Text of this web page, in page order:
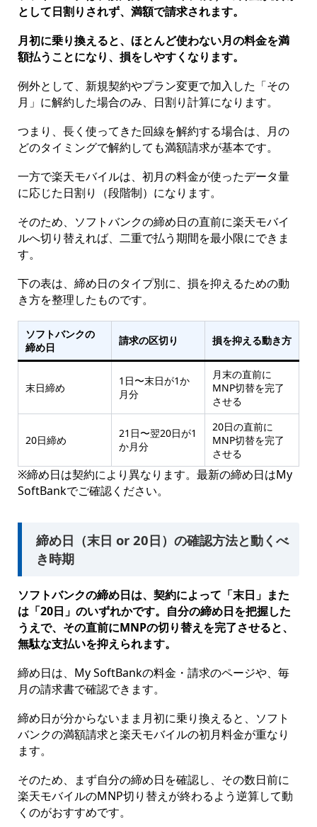
として日割りされず、満額で請求されます。
月初に乗り換えると、ほとんど使わない月の料金を満
額払うことになり、損をしやすくなります。
例外として、新規契約やプラン変更で加入した「その
月」に解約した場合のみ、日割り計算になります。
つまり、長く使ってきた回線を解約する場合は、月の
どのタイミングで解約しても満額請求が基本です。
一方で楽天モバイルは、初月の料金が使ったデータ量
に応じた日割り（段階制）になります。
そのため、ソフトバンクの締め日の直前に楽天モバイ
ルへ切り替えれば、二重で払う期間を最小限にできま
す。
下の表は、締め日のタイプ別に、損を抑えるための動
き方を整理したものです。
ソフトバンクの
締め日
請求の区切り 損を抑える動き方
末日締め
1日〜末日が1か
月分
月末の直前に
MNP切替を完了
させる
20日締め
21日〜翌20日が1
か月分
20日の直前に
MNP切替を完了
させる
※締め日は契約により異なります。最新の締め日はMy
SoftBankでご確認ください。
締め日（末日 or 20日）の確認方法と動くべ
き時期
ソフトバンクの締め日は、契約によって「末日」また
は「20日」のいずれかです。自分の締め日を把握した
うえで、その直前にMNPの切り替えを完了させると、
無駄な支払いを抑えられます。
締め日は、My SoftBankの料金・請求のページや、毎
月の請求書で確認できます。
締め日が分からないまま月初に乗り換えると、ソフト
バンクの満額請求と楽天モバイルの初月料金が重なり
ます。
そのため、まず自分の締め日を確認し、その数日前に
楽天モバイルのMNP切り替えが終わるよう逆算して動
くのがおすすめです。